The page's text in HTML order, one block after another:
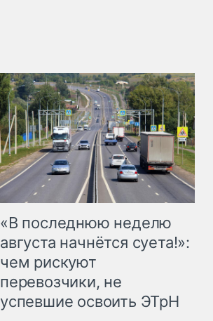
«В последнюю неделю
августа начнётся суета!»:
чем рискуют
перевозчики, не
успевшие освоить ЭТрН